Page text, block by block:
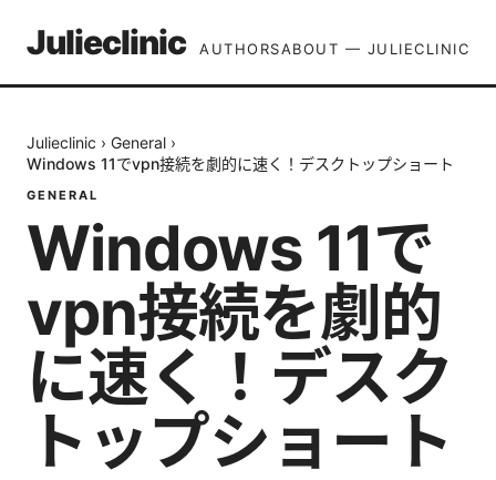
Julieclinic AUTHORSABOUT — JULIECLINIC
Julieclinic › General ›
Windows 11でvpn接続を劇的に速く！デスクトップショート
GENERAL
Windows 11で
vpn接続を劇的
に速く！デスク
トップショート